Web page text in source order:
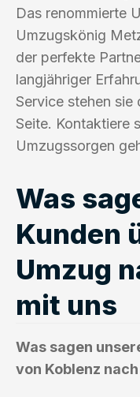
Das renommierte
Umzugskönig
der perfekte
langjähriger
Service stehen
Seite. Kontaktiere
Umzugssorgen
Was
Kunden
Umzug
mit uns
Was sagen
von Koblenz